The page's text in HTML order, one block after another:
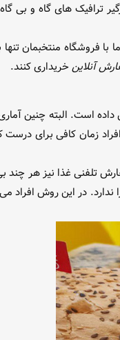
ترافیک های گاه و بی
با فروشگاه منتخبمان
آنلاینخریداری کنند.
است. البته چنین
زمان کافی برای
تلفنی غذا نیز هر
در این روش افراد می